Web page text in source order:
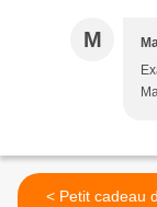
M
< Petit cadeau de fin de